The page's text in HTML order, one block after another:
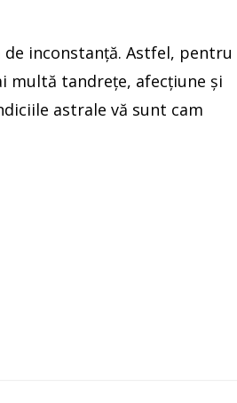
de inconstanţă. Astfel, pentru
multă tandreţe, afecţiune şi
astrale vă sunt cam